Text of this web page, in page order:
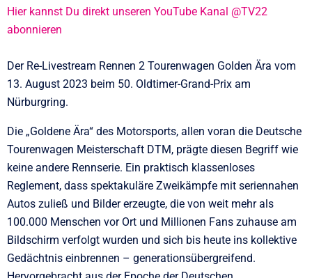
Hier kannst Du direkt unseren YouTube Kanal @TV22
abonnieren
Der Re-Livestream Rennen 2 Tourenwagen Golden Ära vom
13. August 2023 beim 50. Oldtimer-Grand-Prix am
Nürburgring.
Die „Goldene Ära“ des Motorsports, allen voran die Deutsche
Tourenwagen Meisterschaft DTM, prägte diesen Begriff wie
keine andere Rennserie. Ein praktisch klassenloses
Reglement, dass spektakuläre Zweikämpfe mit seriennahen
Autos zuließ und Bilder erzeugte, die von weit mehr als
100.000 Menschen vor Ort und Millionen Fans zuhause am
Bildschirm verfolgt wurden und sich bis heute ins kollektive
Gedächtnis einbrennen – generationsübergreifend.